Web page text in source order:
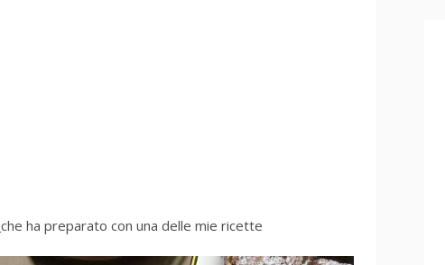
che ha preparato con una delle mie ricette